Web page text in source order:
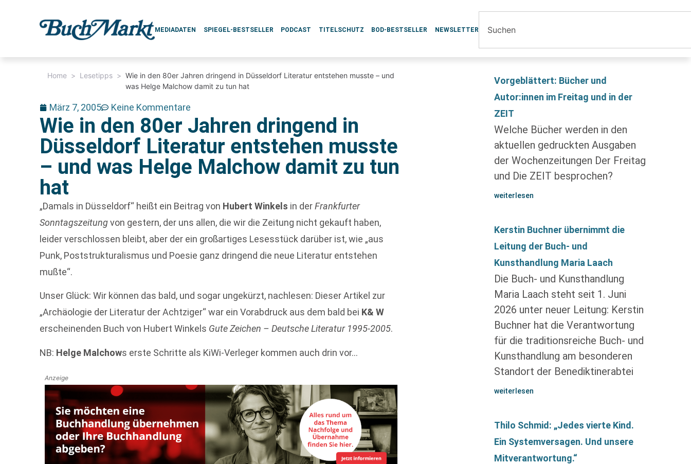
MEDIADATEN SPIEGEL-BESTSELLER PODCAST TITELSCHUTZ BOD-BESTSELLER NEWSLETTER
Home > Lesetipps > Wie in den 80er Jahren dringend in Düsseldorf Literatur entstehen musste – und
was Helge Malchow damit zu tun hat
März 7, 2005 Keine Kommentare
Wie in den 80er Jahren dringend in
Düsseldorf Literatur entstehen musste
– und was Helge Malchow damit zu tun
hat
„Damals in Düsseldorf“ heißt ein Beitrag von Hubert Winkels in derFrankfurter
Sonntagszeitungvon gestern, der uns allen, die wir die Zeitung nicht gekauft haben,
leider verschlossen bleibt, aber der ein großartiges Lesesstück darüber ist, wie „aus
Punk, Poststrukturalismus und Poesie ganz dringend die neue Literatur entstehen
mußte“.
Unser Glück: Wir können das bald, und sogar ungekürzt, nachlesen: Dieser Artikel zur
„Archäologie der Literatur der Achtziger“ war ein Vorabdruck aus dem bald bei K& W
erscheinenden Buch von Hubert Winkels Gute Zeichen – Deutsche Literatur 1995-2005.
NB: Helge Malchows erste Schritte als KiWi-Verleger kommen auch drin vor…
Anzeige
Vorgeblättert: Bücher und
Autor:innen im Freitag und in der
ZEIT
Welche Bücher werden in den
aktuellen gedruckten Ausgaben
der Wochenzeitungen Der Freitag
und Die ZEIT besprochen?
weiterlesen
Kerstin Buchner übernimmt die
Leitung der Buch- und
Kunsthandlung Maria Laach
Die Buch- und Kunsthandlung
Maria Laach steht seit 1. Juni
2026 unter neuer Leitung: Kerstin
Buchner hat die Verantwortung
für die traditionsreiche Buch- und
Kunsthandlung am besonderen
Standort der Benediktinerabtei
weiterlesen
Thilo Schmid: „Jedes vierte Kind.
Ein Systemversagen. Und unsere
Mitverantwortung.“